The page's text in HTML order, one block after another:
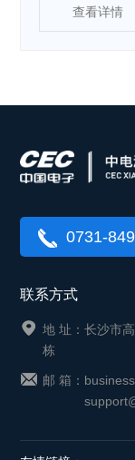
查看详情
0731-
联系方式
地 址：长沙市
栋
邮 箱：